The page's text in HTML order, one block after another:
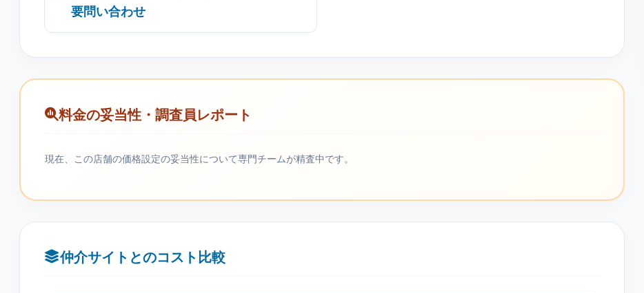
要問い合わせ
料金の妥当性・調査員レポート
現在、この店舗の価格設定の妥当性について専門チームが精査中です。
仲介サイトとのコスト比較